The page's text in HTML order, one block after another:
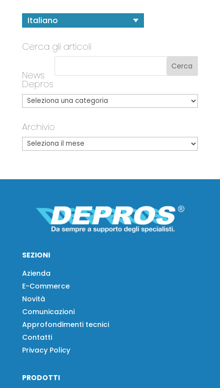
Italiano
Cerca gli articoli
News
Depros
Archivio
SEZIONI
Azienda
E-Commerce
Novità
Comunicazioni
Approfondimenti tecnici
Contatti
Privacy Policy
PRODOTTI